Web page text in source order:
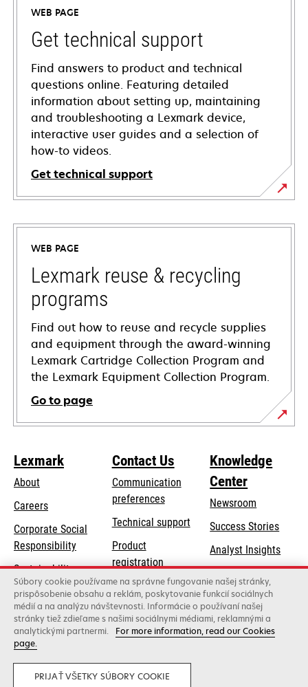
WEB PAGE
Get technical support
Find answers to product and technical
questions online. Featuring detailed
information about setting up, maintaining
and troubleshooting a Lexmark device,
interactive user guides and a selection of
how-to videos.
Get technical support
opens
in
new
tab
WEB PAGE
Lexmark reuse & recycling
programs
Find out how to reuse and recycle supplies
and equipment through the award-winning
Lexmark Cartridge Collection Program and
the Lexmark Equipment Collection Program.
Go to page
Lexmark
About
Careers
Corporate Social
Responsibilityopens
a
new
tab
Sustainability
Lexmark Partners
Contact Us
Communication
preferences
Technical supportopens
new
tab
Product
registration
Find a dealer
List of wholesalers
Knowledge
Center
Newsroom
Success Stories
Analyst Insights
©2026 All rights reserved.
Legal Privacy
Súbory cookie používame na správne fungovanie našej stránky,
prispôsobenie obsahu a reklám, poskytovanie funkcií sociálnych
médií a na analýzu návštevnosti. Informácie o používaní našej
stránky tiež zdieľame s našimi sociálnymi médiami, reklamnými a
analytickými partnermi.
For more information, read our Cookies
page.
PRIJAŤ VŠETKY SÚBORY COOKIE